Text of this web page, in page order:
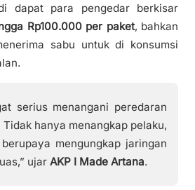
dapat para pengedar berkisar
Rp100.000 per paket, bahkan
sabu untuk di konsumsi
serius menangani peredaran
hanya menangkap pelaku,
mengungkap jaringan
ujarAKP I Made Artana.